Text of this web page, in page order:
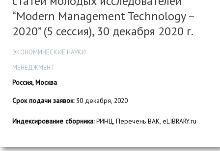
“Modern Management Technology –
2020” (5 сессия), 30 декабря 2020 г.
ЭКОНОМИЧЕСКИЕ НАУКИ
МЕНЕДЖМЕНТ
Россия, Москва
Срок подачи заявок:30 декабря, 2020
Индексирование сборника:РИНЦ, Перечень ВАК, eLIBRARY.ru